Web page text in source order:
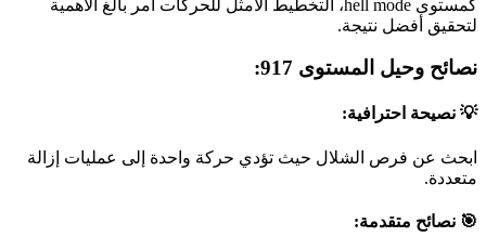
كمستوى hell mode، التخطيط الأمثل للحركات أمر بالغ الأهمية
لتحقيق أفضل نتيجة.
نصائح وحيل المستوى 917:
💡 نصيحة احترافية:
ابحث عن فرص الشلال حيث تؤدي حركة واحدة إلى عمليات إزالة
متعددة.
🎯 نصائح متقدمة: